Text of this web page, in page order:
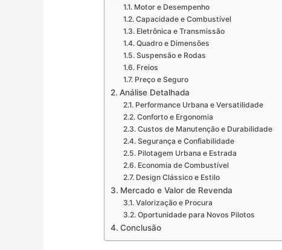
Motor e Desempenho
Capacidade e Combustível
Eletrônica e Transmissão
Quadro e Dimensões
Suspensão e Rodas
Freios
Preço e Seguro
Análise Detalhada
Performance Urbana e Versatilidade
Conforto e Ergonomia
Custos de Manutenção e Durabilidade
Segurança e Confiabilidade
Pilotagem Urbana e Estrada
Economia de Combustível
Design Clássico e Estilo
Mercado e Valor de Revenda
Valorização e Procura
Oportunidade para Novos Pilotos
Conclusão